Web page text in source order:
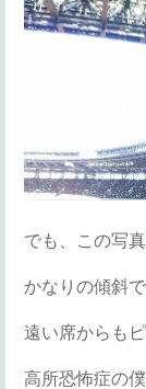
でも、この写
かなりの傾斜
遠い席からも
高所恐怖症の